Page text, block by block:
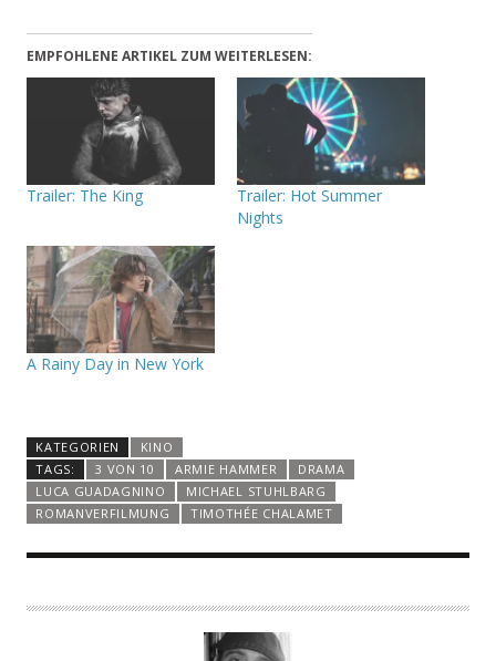
EMPFOHLENE ARTIKEL ZUM WEITERLESEN:
Trailer: The King
Trailer: Hot Summer
Nights
A Rainy Day in New York
KATEGORIEN
KINO
TAGS:
3 VON 10 ARMIE HAMMER
DRAMA
LUCA GUADAGNINO
MICHAEL STUHLBARG
ROMANVERFILMUNG
TIMOTHÉE CHALAMET